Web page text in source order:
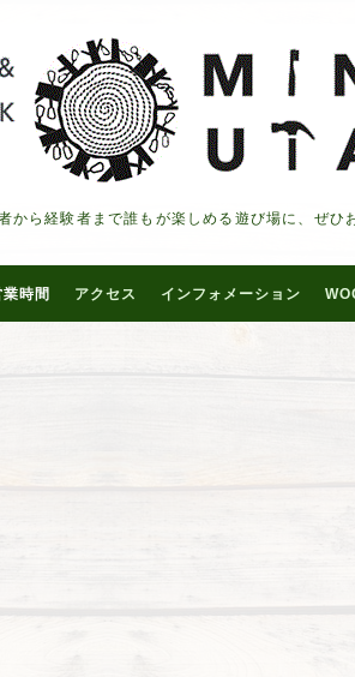
から経験者まで誰もが楽しめる遊び場に、ぜひ
業時間 アクセス インフォメーション